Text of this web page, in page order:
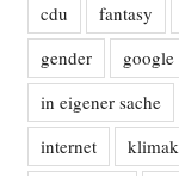
cdu
fantasy
gender
google
in eigener sache
internet